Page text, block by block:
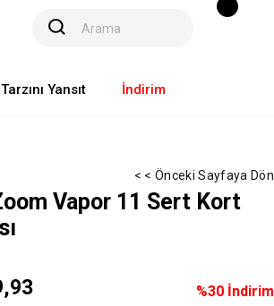
Tarzını Yansıt İndirim
< < Önceki Sayfaya Dön
Vapor 11 Sert Kort
%30İndirim